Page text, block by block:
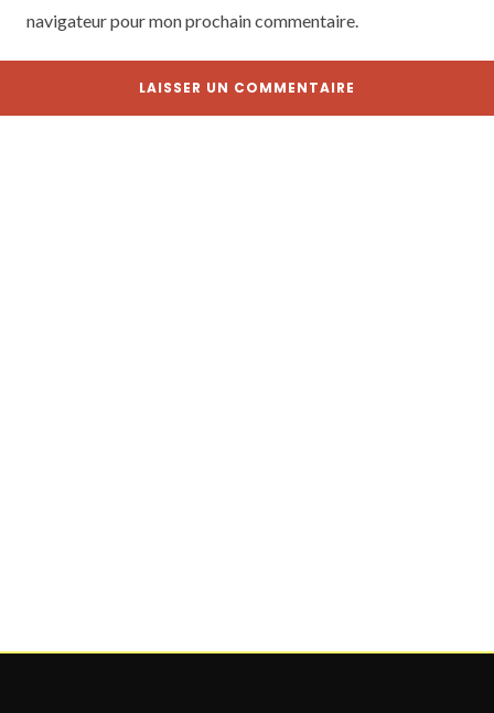
navigateur pour mon prochain commentaire.